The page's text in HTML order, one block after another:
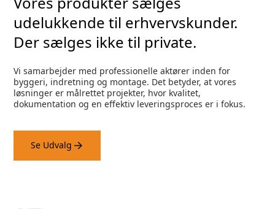
udelukkende til erhvervskunder.
Der sælges ikke til private.
Vi samarbejder med professionelle aktører inden for
byggeri, indretning og montage. Det betyder, at vores
løsninger er målrettet projekter, hvor kvalitet,
dokumentation og en effektiv leveringsproces er i fokus.
Se Udvalg